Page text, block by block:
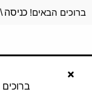
ברוכים הבאים!